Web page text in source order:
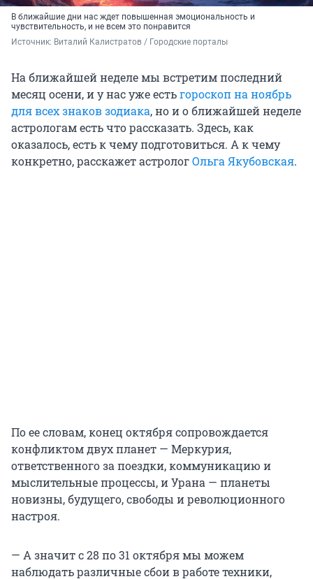
В ближайшие дни нас ждет повышенная эмоциональность и
чувствительность, и не всем это понравится
Источник: Виталий Калистратов / Городские порталы
На ближайшей неделе мы встретим последний
месяц осени, и у нас уже естьгороскоп на ноябрь
для всех знаков зодиака, но и о ближайшей неделе
астрологам есть что рассказать. Здесь, как
оказалось, есть к чему подготовиться. А к чему
конкретно, расскажет астрологОльга Якубовская.
По ее словам, конец октября сопровождается
конфликтом двух планет — Меркурия,
ответственного за поездки, коммуникацию и
мыслительные процессы, и Урана — планеты
новизны, будущего, свободы и революционного
настроя.
— А значит с 28 по 31 октября мы можем
наблюдать различные сбои в работе техники,